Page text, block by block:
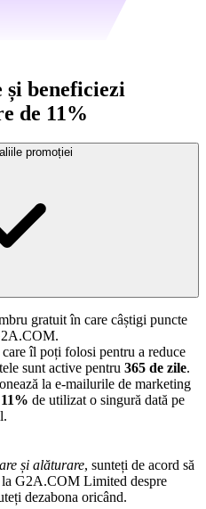
beneficiezi
de 11%
promoției
gratuit în care câștigi puncte
care îl poți folosi pentru a reduce
sunt active pentru 365 de zile.
la e-mailurile de marketing
de utilizat o singură dată pe
și alăturare, sunteți de acord să
G2A.COM Limited despre
dezabona oricând.